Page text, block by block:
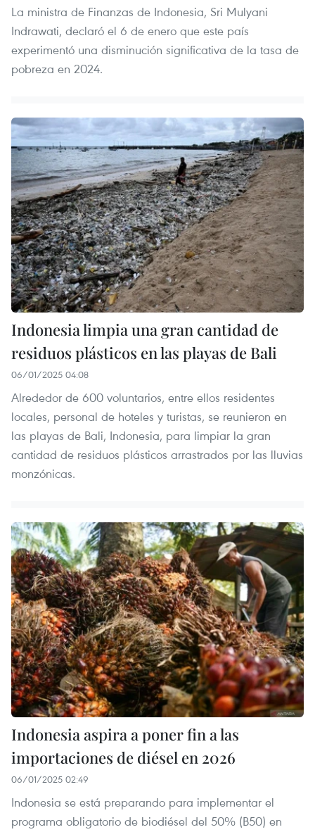
La ministra de Finanzas de Indonesia, Sri Mulyani
Indrawati, declaró el 6 de enero que este país
experimentó una disminución significativa de la tasa de
pobreza en 2024.
Indonesia limpia una gran cantidad de
residuos plásticos en las playas de Bali
06/01/2025 04:08
Alrededor de 600 voluntarios, entre ellos residentes
locales, personal de hoteles y turistas, se reunieron en
las playas de Bali, Indonesia, para limpiar la gran
cantidad de residuos plásticos arrastrados por las lluvias
monzónicas.
Indonesia aspira a poner fin a las
importaciones de diésel en 2026
06/01/2025 02:49
Indonesia se está preparando para implementar el
programa obligatorio de biodiésel del 50% (B50) en